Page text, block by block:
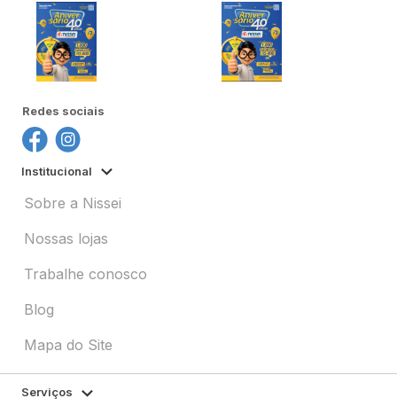
Redes sociais
Institucional
Sobre a Nissei
Nossas lojas
Trabalhe conosco
Blog
Mapa do Site
Serviços